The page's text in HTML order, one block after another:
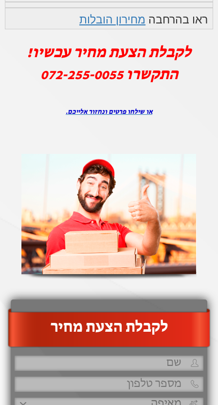
ראו בהרחבה מחירון הובלות
לקבלת הצעת מחיר עכשיו!
התקשרו072-255-0055
או שילחו פרטים ונחזור אלייכם.
‫לקבלת הצעת מחיר